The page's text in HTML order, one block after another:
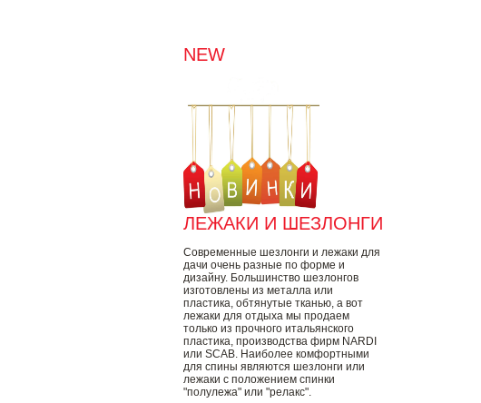
NEW
ЛЕЖАКИ И ШЕЗЛОНГИ
Современные шезлонги и лежаки для
дачи очень разные по форме и
дизайну. Большинство шезлонгов
изготовлены из металла или
пластика, обтянутые тканью, а вот
лежаки для отдыха мы продаем
только из прочного итальянского
пластика, производства фирм NARDI
или SCAB. Наиболее комфортными
для спины являются шезлонги или
лежаки с положением спинки
"полулежа" или "релакс".